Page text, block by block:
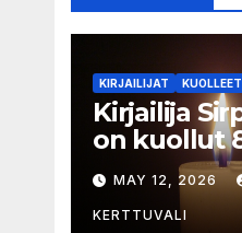
kertova
KIRJAILIJAT KUOLLEET
Kirjailija
on kuollut
vuotiaana
MAY 12, 2026
KERTTUVALI